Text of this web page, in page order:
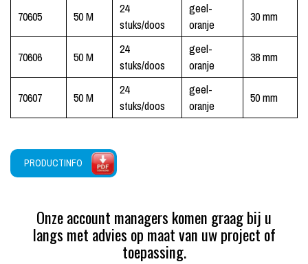
70605 50 M
24
stuks/doos
geel-
oranje
30 mm
70606 50 M
24
stuks/doos
geel-
oranje
38 mm
70607 50 M
24
stuks/doos
geel-
oranje
50 mm
PRODUCTINFO
Onze account managers komen graag bij u
langs met advies op maat van uw project of
toepassing.